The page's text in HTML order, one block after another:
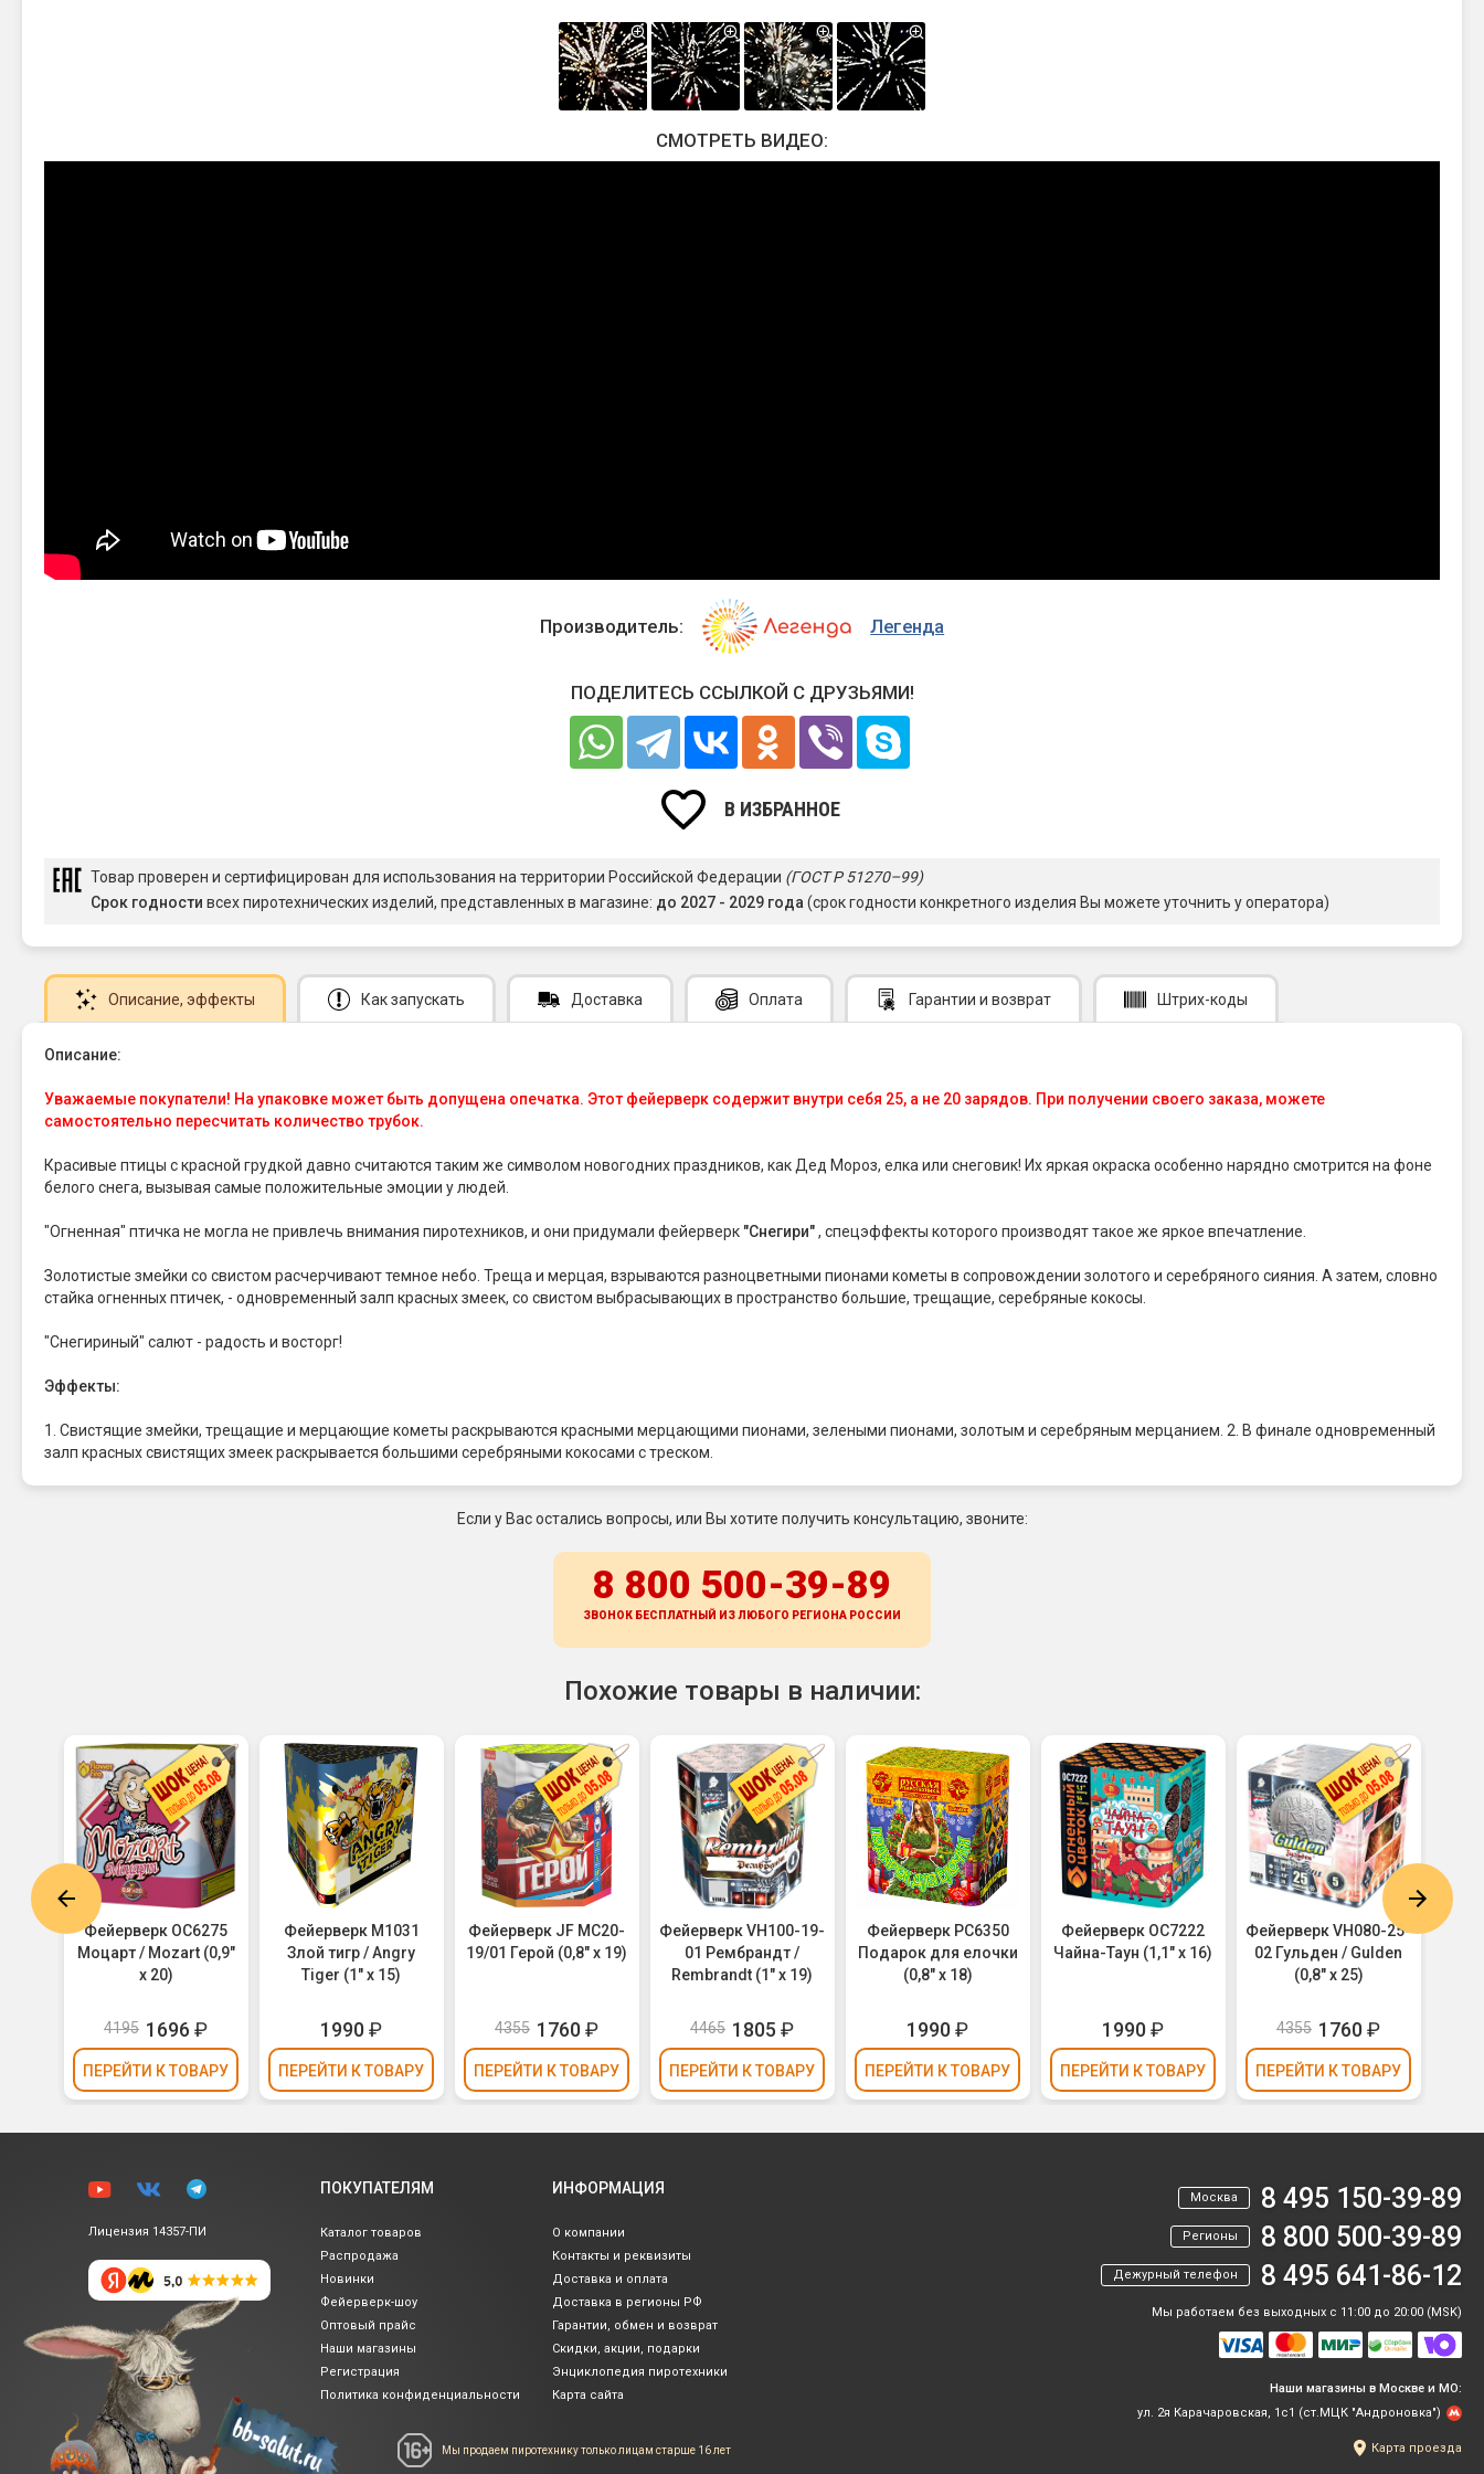
СМОТРЕТЬ ВИДЕО:
Производитель: Легенда
ПОДЕЛИТЕСЬ ССЫЛКОЙ С ДРУЗЬЯМИ!
В ИЗБРАННОЕ
Товар проверен и сертифицирован для использования на территории Российской Федерации (ГОСТ Р 51270–99)
Срок годности всех пиротехнических изделий, представленных в магазине: до 2027 - 2029 года (срок годности конкретного изделия Вы можете уточнить у оператора)
Описание, эффекты Как запускать Доставка Оплата Гарантии и возврат Штрих-коды
Описание:
Уважаемые покупатели! На упаковке может быть допущена опечатка. Этот фейерверк содержит внутри себя 25, а не 20 зарядов. При получении своего заказа, можете
самостоятельно пересчитать количество трубок.
Красивые птицы с красной грудкой давно считаются таким же символом новогодних праздников, как Дед Мороз, елка или снеговик! Их яркая окраска особенно нарядно смотрится на фоне
белого снега, вызывая самые положительные эмоции у людей.
"Огненная" птичка не могла не привлечь внимания пиротехников, и они придумали фейерверк "Снегири", спецэффекты которого производят такое же яркое впечатление.
Золотистые змейки со свистом расчерчивают темное небо. Треща и мерцая, взрываются разноцветными пионами кометы в сопровождении золотого и серебряного сияния. А затем, словно
стайка огненных птичек, - одновременный залп красных змеек, со свистом выбрасывающих в пространство большие, трещащие, серебряные кокосы.
"Снегириный" салют - радость и восторг!
Эффекты:
1. Свистящие змейки, трещащие и мерцающие кометы раскрываются красными мерцающими пионами, зелеными пионами, золотым и серебряным мерцанием. 2. В финале одновременный
залп красных свистящих змеек раскрывается большими серебряными кокосами с треском.
Если у Вас остались вопросы, или Вы хотите получить консультацию, звоните:
8 800 500-39-89
ЗВОНОК БЕСПЛАТНЫЙ ИЗ ЛЮБОГО РЕГИОНА РОССИИ
Похожие товары в наличии:
Фейерверк ОС6275
Моцарт / Mozart (0,9"
х 20)
4195 1696 ₽
ПЕРЕЙТИ К ТОВАРУ
Фейерверк M1031
Злой тигр / Angry
Tiger (1" х 15)
1990₽
ПЕРЕЙТИ К ТОВАРУ
Фейерверк JF MC20-
19/01 Герой (0,8" х 19)
4355 1760₽
ПЕРЕЙТИ К ТОВАРУ
Фейерверк VH100-19-
01 Рембрандт /
Rembrandt (1" х 19)
4465 1805 ₽
ПЕРЕЙТИ К ТОВАРУ
Фейерверк РС6350
Подарок для елочки
(0,8" х 18)
1990₽
ПЕРЕЙТИ К ТОВАРУ
Фейерверк ОС7222
Чайна-Таун (1,1" х 16)
1990₽
ПЕРЕЙТИ К ТОВАРУ
Фейерверк VH080-25-
02 Гульден / Gulden
(0,8" х 25)
4355 1760₽
ПЕРЕЙТИ К ТОВАРУ
Лицензия 14357-ПИ
ПОКУПАТЕЛЯМ
Каталог товаров
Распродажа
Новинки
Фейерверк-шоу
Оптовый прайс
Наши магазины
Регистрация
Политика конфиденциальности
ИНФОРМАЦИЯ
О компании
Контакты и реквизиты
Доставка и оплата
Доставка в регионы РФ
Гарантии, обмен и возврат
Скидки, акции, подарки
Энциклопедия пиротехники
Карта сайта
Мы продаем пиротехнику только лицам старше 16 лет
Москва 8 495 150-39-89
Регионы 8 800 500-39-89
Дежурный телефон 8 495 641-86-12
Мы работаем без выходных с 11:00 до 20:00 (MSK)
Наши магазины в Москве и МО:
ул. 2я Карачаровская, 1с1 (ст.МЦК "Андроновка")
Карта проезда